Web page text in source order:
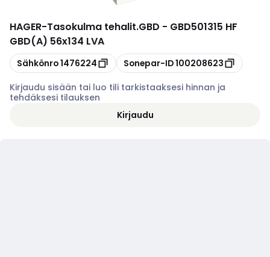
HAGER-Tasokulma tehalit.GBD - GBD501315 HF
GBD(A) 56x134 LVA
Kopioi
Sähkönro1476224 Kopioi
Sonepar-ID100208623
Kirjaudu sisään tai luo tili tarkistaaksesi hinnan ja
tehdäksesi tilauksen
Kirjaudu